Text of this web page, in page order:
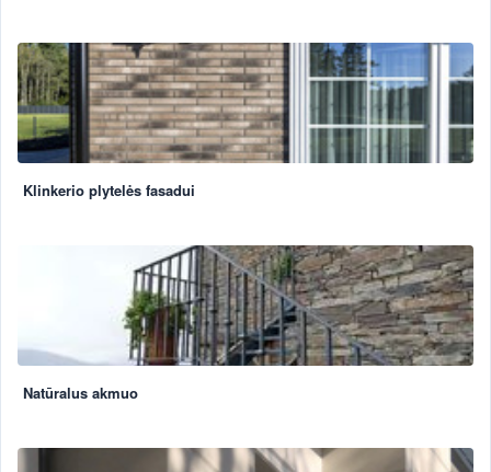
Klinkerio plytelės fasadui
Natūralus akmuo